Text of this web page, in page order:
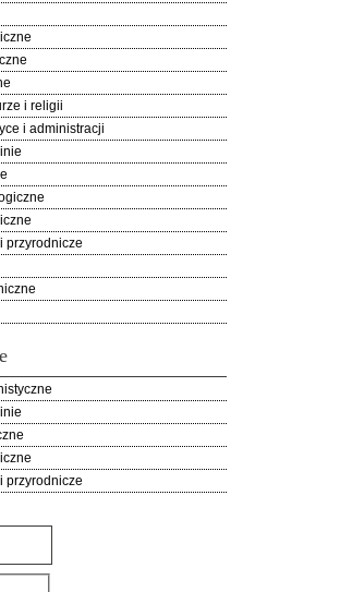
i religii
i administracji
przyrodnicze
przyrodnicze